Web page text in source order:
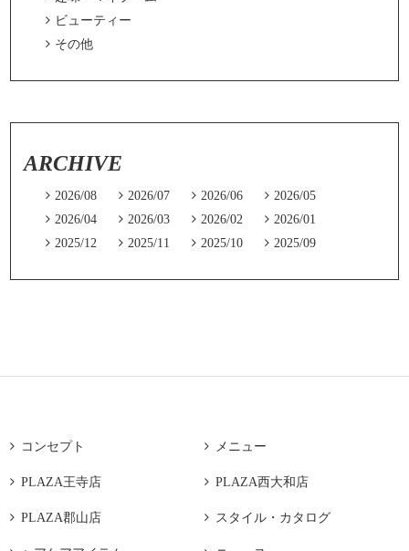
 ビューティー
 その他
ARCHIVE
 2026/08  2026/07  2026/06  2026/05
 2026/04  2026/03  2026/02  2026/01
 2025/12  2025/11  2025/10  2025/09
 コンセプト  メニュー
 PLAZA王寺店  PLAZA西大和店
 PLAZA郡山店  スタイル・カタログ